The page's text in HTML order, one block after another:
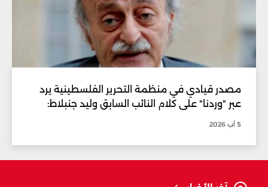
مصدر قيادي في منظمة التحرير الفلسطينية يرد
عبر "وردنا" على كلام النائب السابق وليد جنبلاط:
5 آب 2026